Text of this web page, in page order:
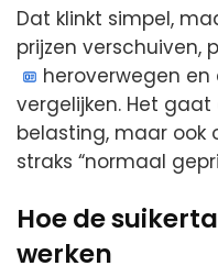
Dat klinkt simpel,
prijzen verschuiven,
heroverwegen
vergelijken. Het
belasting, maar ook
straks “normaal
Hoe de
werken